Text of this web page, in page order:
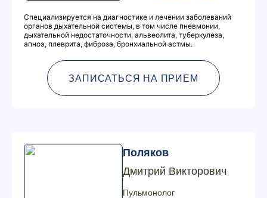
Специализируется на диагностике и лечении заболеваний
органов дыхательной системы, в том числе пневмонии,
дыхательной недостаточности, альвеолита, туберкулеза,
апноэ, плеврита, фиброза, бронхиальной астмы.
ЗАПИСАТЬСЯ НА ПРИЕМ
Поляков
Дмитрий Викторович
Пульмонолог